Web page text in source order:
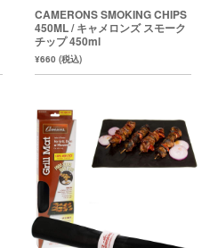
CAMERONS SMOKING CHIPS
450ML / キャメロンズ スモーク
チップ 450ml
¥660 (税込)